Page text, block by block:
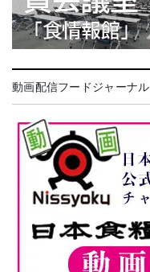
動画配信フードジャーナル